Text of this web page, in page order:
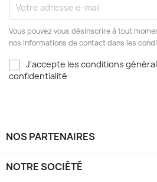
Vous pouvez vous désinscrire à tout
nos informations de contact dans les
J'accepte les conditions
confidentialité
NOS PARTENAIRES
NOTRE SOCIÉTÉ